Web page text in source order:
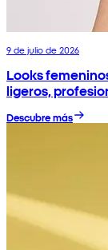
9 de julio de 2026
Looks
ligeros,
Descubre más